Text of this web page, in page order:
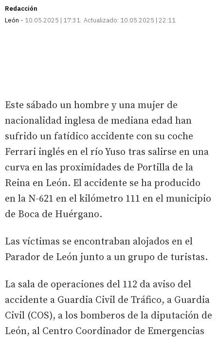
Redacción
León
10.05.2025 | 17:31 Actualizado: 10.05.2025 | 22:11
Este sábado un hombre y una mujer de
nacionalidad inglesa de mediana edad han
sufrido un fatídico accidente con su coche
Ferrari inglés en el río Yuso tras salirse en una
curva en las proximidades de Portilla de la
Reina en León. El accidente se ha producido
en la N-621 en el kilómetro 111 en el municipio
de Boca de Huérgano.
Las víctimas se encontraban alojados en el
Parador de León junto a un grupo de turistas.
La sala de operaciones del 112 da aviso del
accidente a Guardia Civil de Tráfico, a Guardia
Civil (COS), a los bomberos de la diputación de
León, al Centro Coordinador de Emergencias